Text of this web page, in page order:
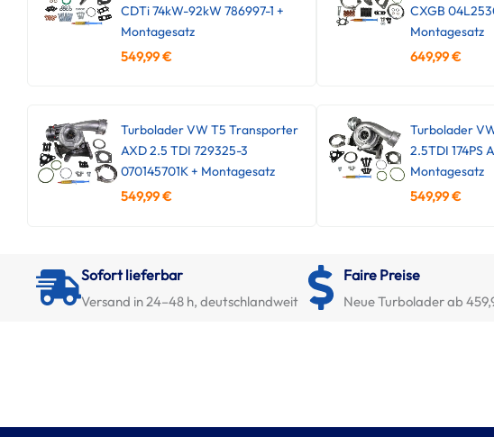
CDTi 74kW-92kW 786997-1 +
Montagesatz
549,99€
CXGB
Montagesatz
649,99€
Turbolader VW T5 Transporter
AXD 2.5 TDI 729325-3
070145701K + Montagesatz
549,99€
Turbolader
2.5TDI 174PS
Montagesatz
549,99€
Sofort lieferbar
Versand in 24–48 h, deutschlandweit
Faire Preise
Neue Turbolader ab